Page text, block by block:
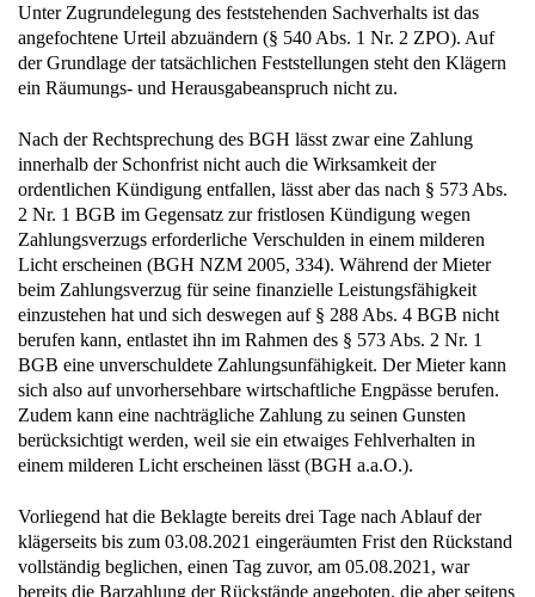
Unter Zugrundelegung des feststehenden Sachverhalts ist das
angefochtene Urteil abzuändern (§ 540 Abs. 1 Nr. 2 ZPO). Auf
der Grundlage der tatsächlichen Feststellungen steht den Klägern
ein Räumungs- und Herausgabeanspruch nicht zu.
Nach der Rechtsprechung des BGH lässt zwar eine Zahlung
innerhalb der Schonfrist nicht auch die Wirksamkeit der
ordentlichen Kündigung entfallen, lässt aber das nach § 573 Abs.
2 Nr. 1 BGB im Gegensatz zur fristlosen Kündigung wegen
Zahlungsverzugs erforderliche Verschulden in einem milderen
Licht erscheinen (BGH NZM 2005, 334). Während der Mieter
beim Zahlungsverzug für seine finanzielle Leistungsfähigkeit
einzustehen hat und sich deswegen auf § 288 Abs. 4 BGB nicht
berufen kann, entlastet ihn im Rahmen des § 573 Abs. 2 Nr. 1
BGB eine unverschuldete Zahlungsunfähigkeit. Der Mieter kann
sich also auf unvorhersehbare wirtschaftliche Engpässe berufen.
Zudem kann eine nachträgliche Zahlung zu seinen Gunsten
berücksichtigt werden, weil sie ein etwaiges Fehlverhalten in
einem milderen Licht erscheinen lässt (BGH a.a.O.).
Vorliegend hat die Beklagte bereits drei Tage nach Ablauf der
klägerseits bis zum 03.08.2021 eingeräumten Frist den Rückstand
vollständig beglichen, einen Tag zuvor, am 05.08.2021, war
bereits die Barzahlung der Rückstände angeboten, die aber seitens